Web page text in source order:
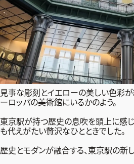
見事な彫刻とイエローの美しい色彩が
ーロッパの美術館にいるかのよう。
東京駅が持つ歴史の息吹を頭上に感
も代えがたい贅沢なひとときでした。
歴史とモダンが融合する、東京駅の新